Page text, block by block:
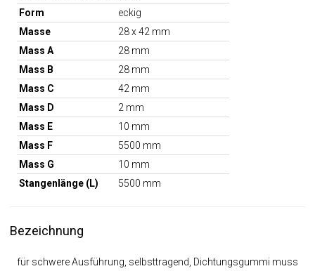
Form
eckig
Masse
28 x 42 mm
Mass A
28 mm
Mass B
28 mm
Mass C
42 mm
Mass D
2 mm
Mass E
10 mm
Mass F
5500 mm
Mass G
10 mm
Stangenlänge (L)
5500 mm
Bezeichnung
für schwere Ausführung, selbsttragend, Dichtungsgummi muss